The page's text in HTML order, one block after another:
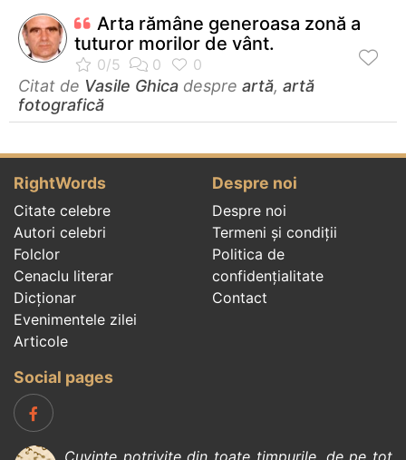
Arta rămâne generoasa zonă a
tuturor morilor de vânt.
Citat de Vasile Ghica despre artă, artă
fotografică
RightWords
Citate celebre
Autori celebri
Folclor
Cenaclu literar
Dicționar
Evenimentele zilei
Articole
Despre noi
Despre noi
Termeni și condiții
Politica de
confidenţialitate
Contact
Social pages
Cuvinte potrivite din toate timpurile, de pe tot